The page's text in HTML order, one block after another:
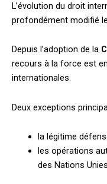
L’évolution du droit
profondément modifié
Depuis l’adoption de la
recours à la force est
internationales.
Deux exceptions
la légitime
les opérations
des Nations